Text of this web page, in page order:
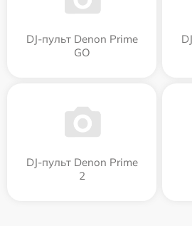
DJ-пульт Denon Prime
GO
DJ-пульт Denon Prime
2